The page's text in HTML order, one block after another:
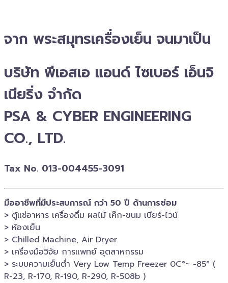
จาก พระสมุทรเครื่องเย็น จนมาเป็น
บริษัท พีเอสเอ แอนด์ ไซเบอร์ เอ็นจิ
เนียริ่ง จำกัด
PSA & CYBER ENGINEERING
CO., LTD.
Tax No. 013-004455-3091
มืออาชีพที่มีประสบการณ์ กว่า 50 ปี ด้านการซ่อม
> ตู้แช่อาหาร เครื่องดื่ม ผลไม้ เค๊ก-ขนม เบียร์-ไวน์​
> ห้องเย็น
> Chilled​ Machine, Air Dryer
> เครื่องมือวิจัย การแพทย์​ อุตสาหกรรม
> ระบบความเย็นต่ำ Very Low Temp Freezer 0C°~ -​85° (
R-23, R-170, R-190, R-290, R-508b )